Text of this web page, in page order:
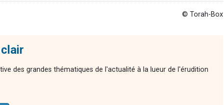
© Torah-Box
des grandes thématiques de l'actualité à la lueur de l'érudition